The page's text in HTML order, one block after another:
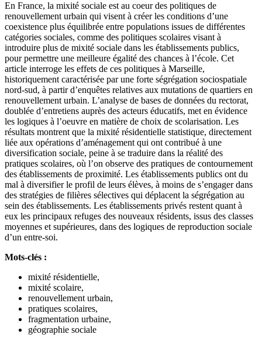
En France, la mixité sociale est au coeur des politiques de
renouvellement urbain qui visent à créer les conditions d’une
coexistence plus équilibrée entre populations issues de différentes
catégories sociales, comme des politiques scolaires visant à
introduire plus de mixité sociale dans les établissements publics,
pour permettre une meilleure égalité des chances à l’école. Cet
article interroge les effets de ces politiques à Marseille,
historiquement caractérisée par une forte ségrégation sociospatiale
nord-sud, à partir d’enquêtes relatives aux mutations de quartiers en
renouvellement urbain. L’analyse de bases de données du rectorat,
doublée d’entretiens auprès des acteurs éducatifs, met en évidence
les logiques à l’oeuvre en matière de choix de scolarisation. Les
résultats montrent que la mixité résidentielle statistique, directement
liée aux opérations d’aménagement qui ont contribué à une
diversification sociale, peine à se traduire dans la réalité des
pratiques scolaires, où l’on observe des pratiques de contournement
des établissements de proximité. Les établissements publics ont du
mal à diversifier le profil de leurs élèves, à moins de s’engager dans
des stratégies de filières sélectives qui déplacent la ségrégation au
sein des établissements. Les établissements privés restent quant à
eux les principaux refuges des nouveaux résidents, issus des classes
moyennes et supérieures, dans des logiques de reproduction sociale
d’un entre-soi.
Mots-clés :
mixité résidentielle,
mixité scolaire,
renouvellement urbain,
pratiques scolaires,
fragmentation urbaine,
géographie sociale